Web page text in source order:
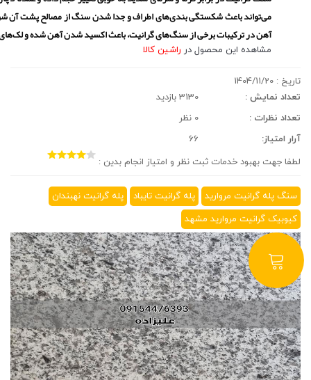
می‌تواند باعث شکستگی بندی‌های اطراف و جدا شدن سنگ از مصالح پشت آن
آهن در ترکیبات برخی از سنگ‌های گرانیت، باعث اکسید شدن آهن شده و
مشاهده این محصول در راشین کالا
تاریخ : 1404/11/20
تعداد نمایش :
3130 بازدید
تعداد نظرات :
0 نظر
آرار امتیاز:
66
لطفا جهت بهبود خدمات ثبت نظر و امتیاز انجام بدین :
سنگ پله گرانیت مروارید پله گرانیت تایباد
پله گرانیت نهبندان
کیوبیک گرانیت مروارید مشهد